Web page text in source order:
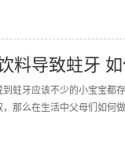
料导致蛀牙
到蛀牙应该不少的小宝宝都
，那么在生活中父母们如何